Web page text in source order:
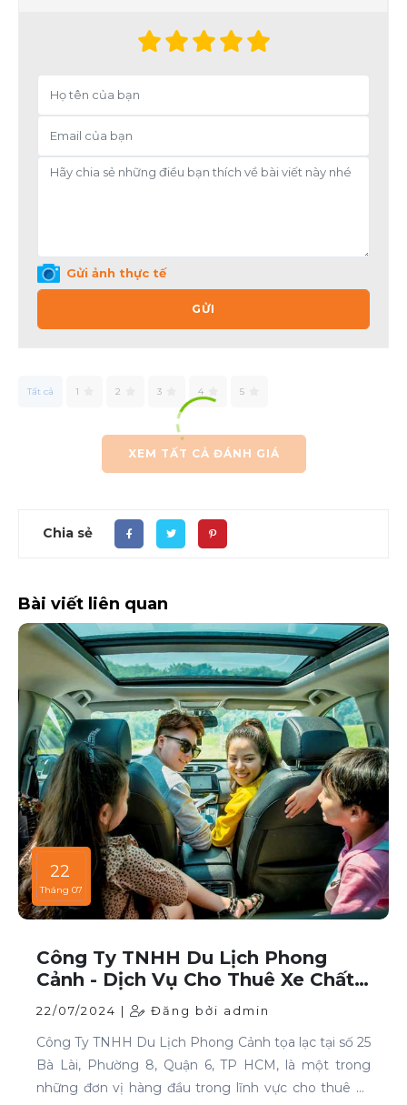
Gửi ảnh thực tế
GỬI
Tất cả 1 2 3 4 5
XEM TẤT CẢ ĐÁNH GIÁ
Chia sẻ
Bài viết liên quan
22
Tháng 07
Công Ty TNHH Du Lịch Phong
Cảnh - Dịch Vụ Cho Thuê Xe Chất
Lượng Cao Tại TP HCM
22/07/2024 | Đăng bởi admin
Công Ty TNHH Du Lịch Phong Cảnh tọa lạc tại số 25
Bà Lài, Phường 8, Quận 6, TP HCM, là một trong
những đơn vị hàng đầu trong lĩnh vực cho thuê xe